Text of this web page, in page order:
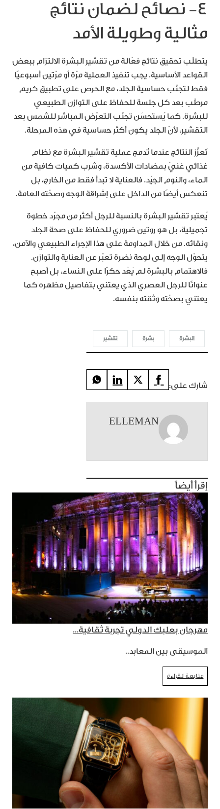
٤- نصائح لضمان نتائج
مثالية وطويلة الأمد
يتطلّب تحقيق نتائج فعّالة من تقشير البشرة الالتزام ببعض
القواعد الأساسية. يجب تنفيذ العملية مرّة أو مرّتين أسبوعيًا
فقط لتجنّب حساسية الجلد، مع الحرص على تطبيق كريم
مرطّب بعد كل جلسة للحفاظ على التوازن الطبيعي
للبشرة. كما يُستحسَن تجنّب التعرّض المباشر للشمس بعد
التقشير، لأنّ الجلد يكون أكثر حساسية في هذه المرحلة.
تُعزَّز النتائج عندما تُدمج عملية تقشير البشرة مع نظام
غذائي غنيّ بمضادات الأكسدة، وشرب كميات كافية من
الماء، والنوم الجيّد. فالعناية لا تبدأ فقط من الخارج، بل
تنعكس أيضًا من الداخل على إشراقة الوجه وصحّته العامة.
يُعتبر تقشير البشرة بالنسبة للرجل أكثر من مجرّد خطوة
تجميلية، بل هو روتين ضروري للحفاظ على صحة الجلد
ونقائه. من خلال المداومة على هذا الإجراء الطبيعي والآمن،
يتحوّل الوجه إلى لوحة نضرة تعبّر عن العناية والتوازن.
فالاهتمام بالبشرة لم يَعُد حكرًا على النساء، بل أصبح
عنوانًا للرجل العصري الذي يعتني بتفاصيل مظهره كما
يعتني بصحّته وثقته بنفسه.
البشرة بشرة تقشير
شارك على:
ELLEMAN
إقرأ أيضاً
مهرجان بعلبك الدولي تجربة ثقافية...
الموسيقى بين المعابد..
متابعة القراءة